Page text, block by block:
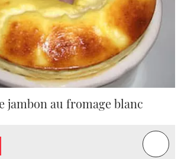
jambon au fromage blanc